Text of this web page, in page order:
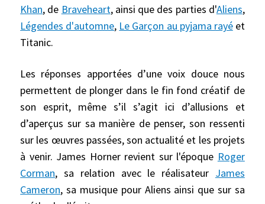
Khan, de Braveheart, ainsi que des parties d'Aliens,
Légendes d'automne, Le Garçon au pyjama rayéet
Titanic.
Les réponses apportées d’une voix douce nous
permettent de plonger dans le fin fond créatif de
son esprit, même s’il s’agit ici d’allusions et
d’aperçus sur sa manière de penser, son ressenti
sur les œuvres passées, son actualité et les projets
à venir. James Horner revient sur l'époque Roger
Corman, sa relation avec le réalisateur James
Cameron, sa musique pour Aliens ainsi que sur sa